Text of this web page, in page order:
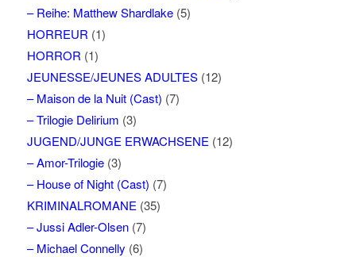
– Reihe: Matthew Shardlake(5)
HORREUR (1)
HORROR (1)
JEUNESSE/JEUNES ADULTES(12)
– Maison de la Nuit (Cast) (7)
– Trilogie Delirium (3)
JUGEND/JUNGE ERWACHSENE (12)
– Amor-Trilogie(3)
– House of Night (Cast) (7)
KRIMINALROMANE (35)
– Jussi Adler-Olsen(7)
– Michael Connelly (6)